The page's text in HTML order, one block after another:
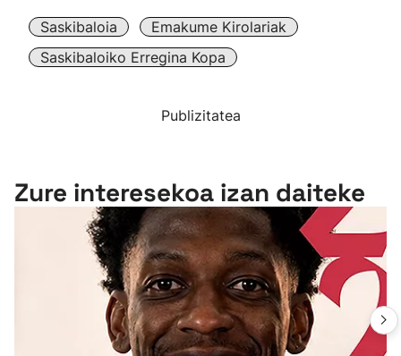
Saskibaloia
Emakume Kirolariak
Saskibaloiko Erregina Kopa
Publizitatea
Zure interesekoa izan daiteke